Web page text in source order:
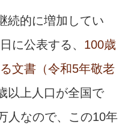
続的に増加してい
に公表する、 100歳
文書（令和5年敬老
以上人口が全国で
人なので、この10年